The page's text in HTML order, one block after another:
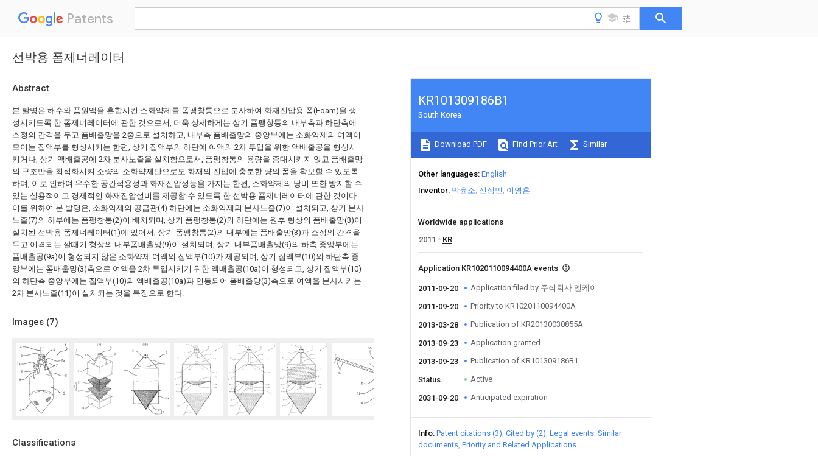
Patents
선박용 폼제너레이터
Abstract
본 발명은 해수와 폼원액을 혼합시킨 소화약제를 폼팽창통으로 분사하여 화재진압용 폼(Foam)을 생
성시키도록 한 폼제너레이터에 관한 것으로서, 더욱 상세하게는 상기 폼팽창통의 내부측과 하단측에
소정의 간격을 두고 폼배출망을 2중으로 설치하고, 내부측 폼배출망의 중앙부에는 소화약제의 여액이
모이는 집액부를 형성시키는 한편, 상기 집액부의 하단에 여액의 2차 투입을 위한 액배출공을 형성시
키거나, 상기 액배출공에 2차 분사노즐을 설치함으로서, 폼팽창통의 용량을 증대시키지 않고 폼배출망
의 구조만을 최적화시켜 소량의 소화약제만으로도 화재의 진압에 충분한 량의 폼을 확보할 수 있도록
하며, 이로 인하여 우수한 공간적용성과 화재진압성능을 가지는 한편, 소화약제의 낭비 또한 방지할 수
있는 실용적이고 경제적인 화재진압설비를 제공할 수 있도록 한 선박용 폼제너레이터에 관한 것이다.
이를 위하여 본 발명은, 소화약제의 공급관(4) 하단에는 소화약제의 분사노즐(7)이 설치되고, 상기 분사
노즐(7)의 하부에는 폼팽창통(2)이 배치되며, 상기 폼팽창통(2)의 하단에는 원추 형상의 폼배출망(3)이
설치된 선박용 폼제너레이터(1)에 있어서, 상기 폼팽창통(2)의 내부에는 폼배출망(3)과 소정의 간격을
두고 이격되는 깔때기 형상의 내부폼배출망(9)이 설치되며, 상기 내부폼배출망(9)의 하측 중앙부에는
폼배출공(9a)이 형성되지 않은 소화약제 여액의 집액부(10)가 제공되며, 상기 집액부(10)의 하단측 중
앙부에는 폼배출망(3)측으로 여액을 2차 투입시키기 위한 액배출공(10a)이 형성되고, 상기 집액부(10)
의 하단측 중앙부에는 집액부(10)의 액배출공(10a)과 연통되어 폼배출망(3)측으로 여액을 분사시키는
2차 분사노즐(11)이 설치되는 것을 특징으로 한다.
Images (7)
Classifications
KR101309186B1
South Korea
Download PDF Find Prior Art Similar
Other languages English
Inventor 박윤소 신성민 이영훈
Worldwide applications
2011
KR
Application KR1020110094400A events
2011-09-20 Application filed by 주식회사 엔케이
2011-09-20 Priority to KR1020110094400A
2013-03-28 Publication of KR20130030855A
2013-09-23 Application granted
2013-09-23 Publication of KR101309186B1
Status Active
2031-09-20 Anticipated expiration
Info Patent citations (3) Cited by (2) Legal events Similar
documents Priority and Related Applications